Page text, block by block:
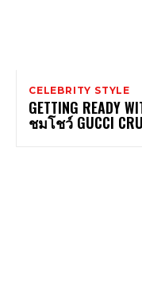
CELEBRITY STYLE
GETTING
ชมโชว์ GUCCI